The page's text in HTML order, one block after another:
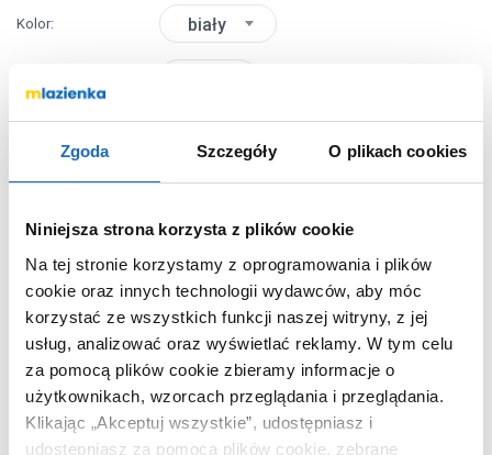
Zgoda Szczegóły O plikach cookies
Niniejsza strona korzysta z plików cookie
Na tej stronie korzystamy z oprogramowania i plików
cookie oraz innych technologii wydawców, aby móc
korzystać ze wszystkich funkcji naszej witryny, z jej
usług, analizować oraz wyświetlać reklamy. W tym celu
za pomocą plików cookie zbieramy informacje o
użytkownikach, wzorcach przeglądania i przeglądania.
Klikając „Akceptuj wszystkie”, udostępniasz i
udostępniasz za pomocą plików cookie, zebrane
Kolor biały
OPIS PRODUKTU
Marka
Schedpol
Kalait White Stone
Nr katalogowy
33133BSTM2